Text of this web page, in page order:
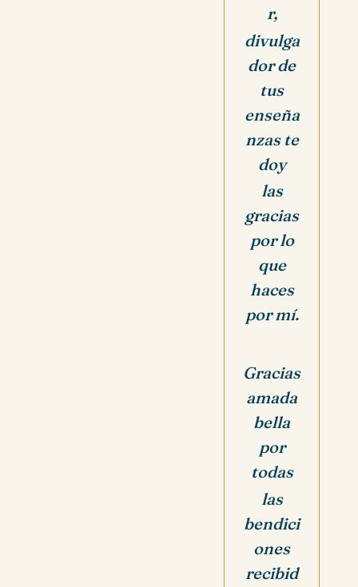
r,
divulga
dor de
tus
enseña
nzas te
doy
las
gracias
por lo
que
haces
por mí.
Gracias
amada
bella
por
todas
las
bendici
ones
recibid